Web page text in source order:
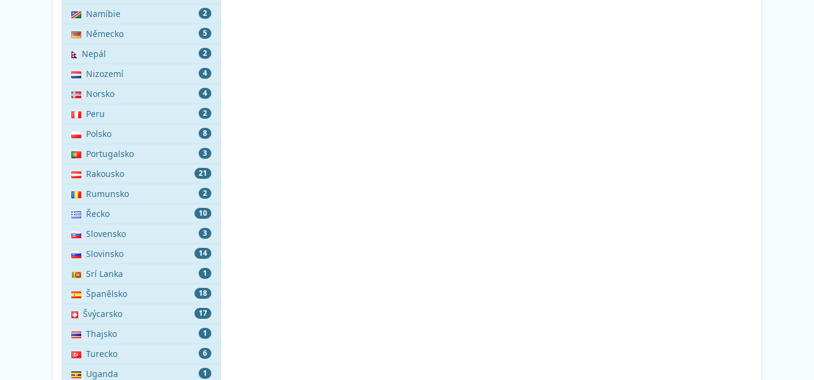
2
Namíbie
5
Německo
2
Nepál
4
Nizozemí
4
Norsko
2
Peru
8
Polsko
3
Portugalsko
21
Rakousko
2
Rumunsko
10
Řecko
3
Slovensko
14
Slovinsko
1
Srí Lanka
18
Španělsko
17
Švýcarsko
1
Thajsko
6
Turecko
1
Uganda